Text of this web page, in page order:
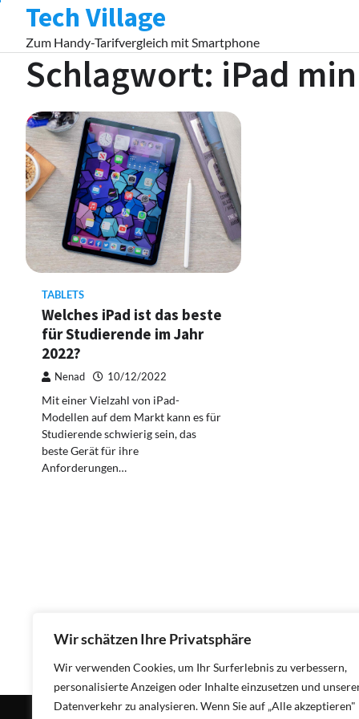
Wir schätzen Ihre Privatsphäre
Wir verwenden Cookies, um Ihr Surferlebnis zu verbessern,
personalisierte Anzeigen oder Inhalte einzusetzen und
Datenverkehr zu analysieren. Wenn Sie auf „Alle akzeptieren"
content
Tech Village
Zum Handy-Tarifvergleich mit Smartphone
Schlagwort: iPad
TABLETS
Welches iPad ist das beste
für Studierende im Jahr
2022?
Nenad 10/12/2022
Mit einer Vielzahl von iPad-
Modellen auf dem Markt kann es für
Studierende schwierig sein, das
beste Gerät für ihre
Anforderungen…